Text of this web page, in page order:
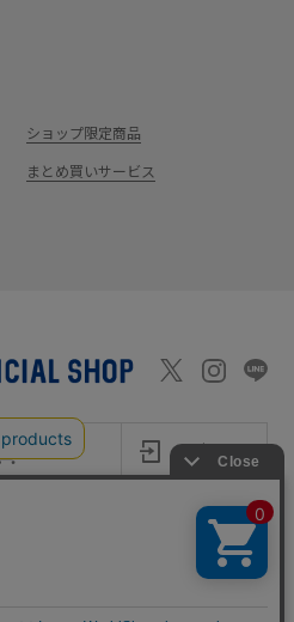
ショップ限定商品
まとめ買いサービス
カート ログイン
Monet
(モネ)